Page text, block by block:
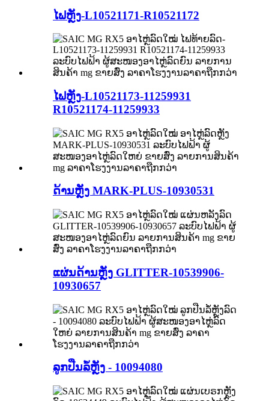
ໄຟຫຼັງ-L10521171-R10521172
ໄຟຫຼັງ-L10521173-11259931
R10521174-11259933
ດ້ານຫຼັງ MARK-PLUS-10930531
ແຜ່ນດ້ານຫຼັງ GLITTER-10539906-
10930657
ລູກປືນລໍ້ຫຼັງ - 10094080